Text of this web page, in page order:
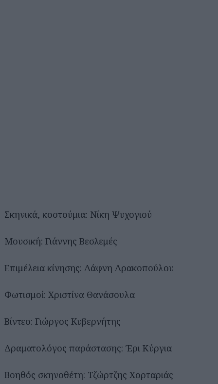
Σκηνικά, κοστούμια: Νίκη Ψυχογιού
Μουσική: Γιάννης Βεσλεμές
Επιμέλεια κίνησης: Δάφνη Δρακοπούλου
Φωτισμοί: Χριστίνα Θανάσουλα
Βίντεο: Γιώργος Κυβερνήτης
Δραματολόγος παράστασης: Έρι Κύργια
Βοηθός σκηνοθέτη: Τζώρτζης Χορταριάς